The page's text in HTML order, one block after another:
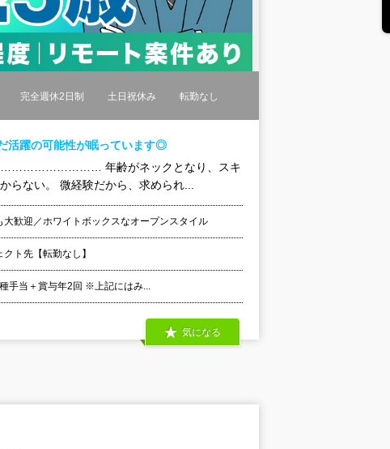
完全週休2日制 土日祝休み 転勤なし
活躍の可能性が眠っています◎
年齢がネックとなり、スキ
らない。 微経験だから、求められ...
歓迎／ホワイトボックスなオープンスタイル
ト先【転勤なし】
手当＋賞与年2回 ※上記にはみ...
気になる